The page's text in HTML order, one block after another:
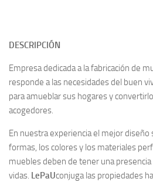
DESCRIPCIÓN
Empresa dedicada a la fabricación de
responde a las necesidades del buen
para amueblar sus hogares y
acogedores.
En nuestra experiencia el mejor diseño
formas, los colores y los materiales
muebles deben de tener una
vidas. LePaUconjuga las propiedades